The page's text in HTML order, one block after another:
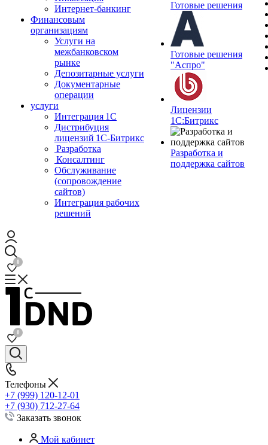
Интернет-банкинг
Финансовым
организациям
Услуги на
межбанковском
рынке
Депозитарные услуги
Документарные
операции
услуги
Интеграция 1С
Дистрибуция
лицензий 1С‑Битрикс
Разработка
Консалтинг
Обслуживание
(сопровождение
сайтов)
Интеграция рабочих
решений
Готовые решения
Готовые решения
"Аспро"
Лицензии
1С:Битрикс
Разработка и
поддержка сайтов
0
0
Телефоны
+7 (999) 120-12-01
+7 (930) 712-27-64
Заказать звонок
Мой кабинет